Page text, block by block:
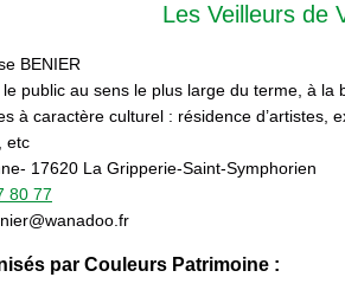
Les Veilleurs de
BENIER
le public au sens le plus large du terme, à la
à caractère culturel : résidence d’artistes,
etc
17620 La Gripperie-Saint-Symphorien
80 77
par Couleurs Patrimoine :